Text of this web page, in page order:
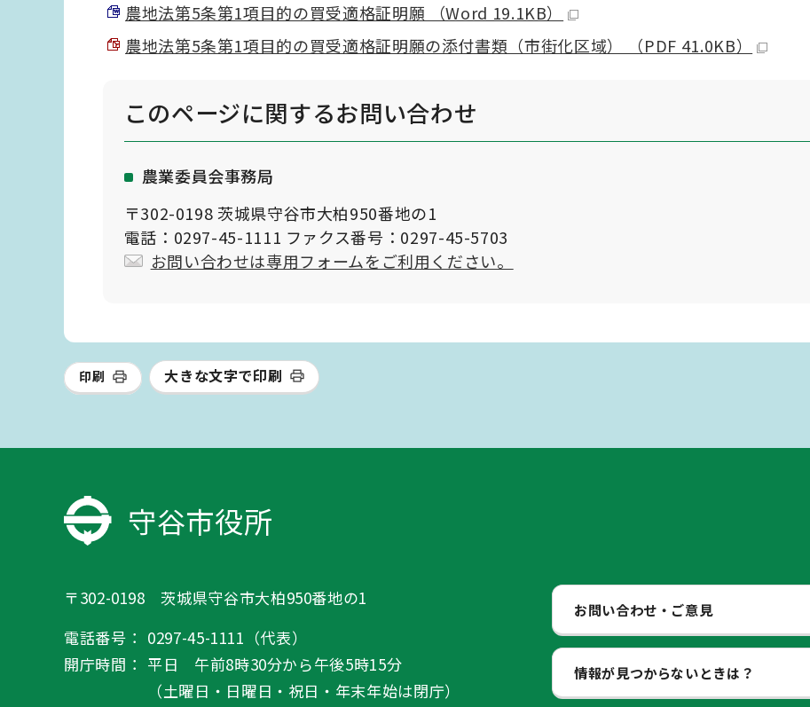
農地法第5条第1項目的の買受適格証明願 （Word 19.1KB）
農地法第5条第1項目的の買受適格証明願の添付書類（市街化区域） （PDF 41.0KB）
このページに関するお問い合わせ
農業委員会事務局
〒302-0198 茨城県守谷市大柏950番地の1
電話：0297-45-1111 ファクス番号：0297-45-5703
お問い合わせは専用フォームをご利用ください。
印刷 大きな文字で印刷
守谷市役所
〒302-0198 茨城県守谷市大柏950番地の1
電話番号： 0297-45-1111（代表）
開庁時間： 平日 午前8時30分から午後5時15分
（土曜日・日曜日・祝日・年末年始は閉庁）
お問い合わせ・ご意見
情報が見つからないときは？